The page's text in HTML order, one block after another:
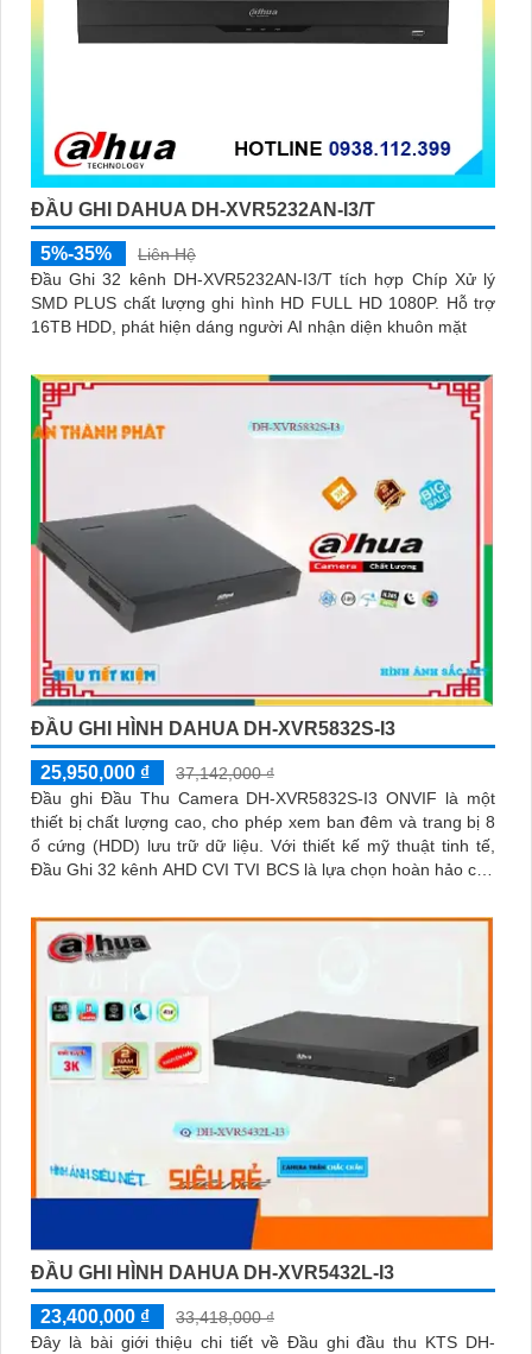
ĐẦU GHI DAHUA DH-XVR5232AN-I3/T
5%-35%
Liên Hệ
Đầu Ghi 32 kênh DH-XVR5232AN-I3/T tích hợp Chíp Xử lý
SMD PLUS chất lượng ghi hình HD FULL HD 1080P. Hỗ trợ
16TB HDD, phát hiện dáng người AI nhận diện khuôn mặt
ĐẦU GHI HÌNH DAHUA DH-XVR5832S-I3
25,950,000 ₫
37,142,000 ₫
Đầu ghi Đầu Thu Camera DH-XVR5832S-I3 ONVIF là một
thiết bị chất lượng cao, cho phép xem ban đêm và trang bị 8
ổ cứng (HDD) lưu trữ dữ liệu. Với thiết kế mỹ thuật tinh tế,
Đầu Ghi 32 kênh AHD CVI TVI BCS là lựa chọn hoàn hảo cho
ĐẦU GHI HÌNH DAHUA DH-XVR5432L-I3
23,400,000 ₫
33,418,000 ₫
Đây là bài giới thiệu chi tiết về Đầu ghi đầu thu KTS DH-